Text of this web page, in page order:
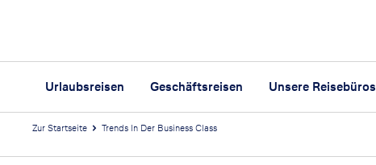
Urlaubsreisen Geschäftsreisen Unsere Reisebüros
Zur Startseite Trends In Der Business Class